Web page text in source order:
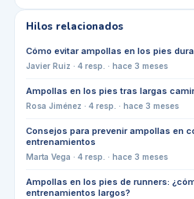
Hilos relacionados
Cómo evitar ampollas en los pies
Javier Ruiz · 4resp. · hace 3 meses
Ampollas en los pies tras largas
Rosa Jiménez · 4resp. · hace 3 meses
Consejos para prevenir ampollas en
entrenamientos
Marta Vega · 4resp. · hace 3 meses
Ampollas en los pies de runners:
entrenamientos largos?